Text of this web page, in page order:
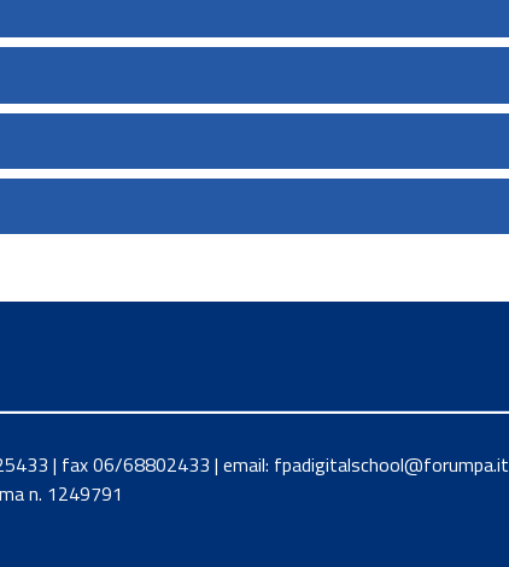
| fax 06/68802433 | email: fpadigitalschool@forumpa.it
n. 1249791